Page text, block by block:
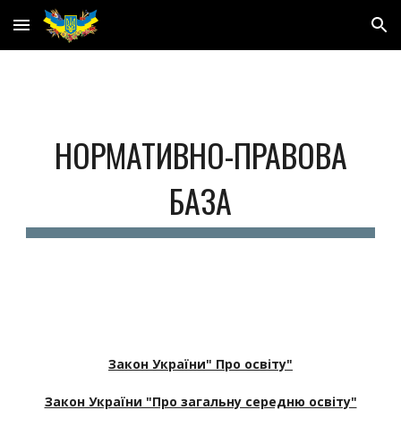
Skip to main content Skip to navigation
НОРМАТИВНО-ПРАВОВА
БАЗА
Закон України" Про освіту"
Закон України "Про загальну середню освіту"